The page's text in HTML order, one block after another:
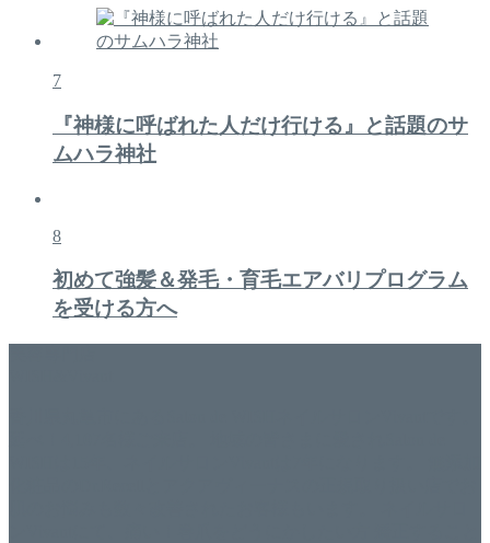
7
『神様に呼ばれた人だけ行ける』と話題のサ
ムハラ神社
8
初めて強髪＆発毛・育毛エアバリプログラム
を受ける方へ